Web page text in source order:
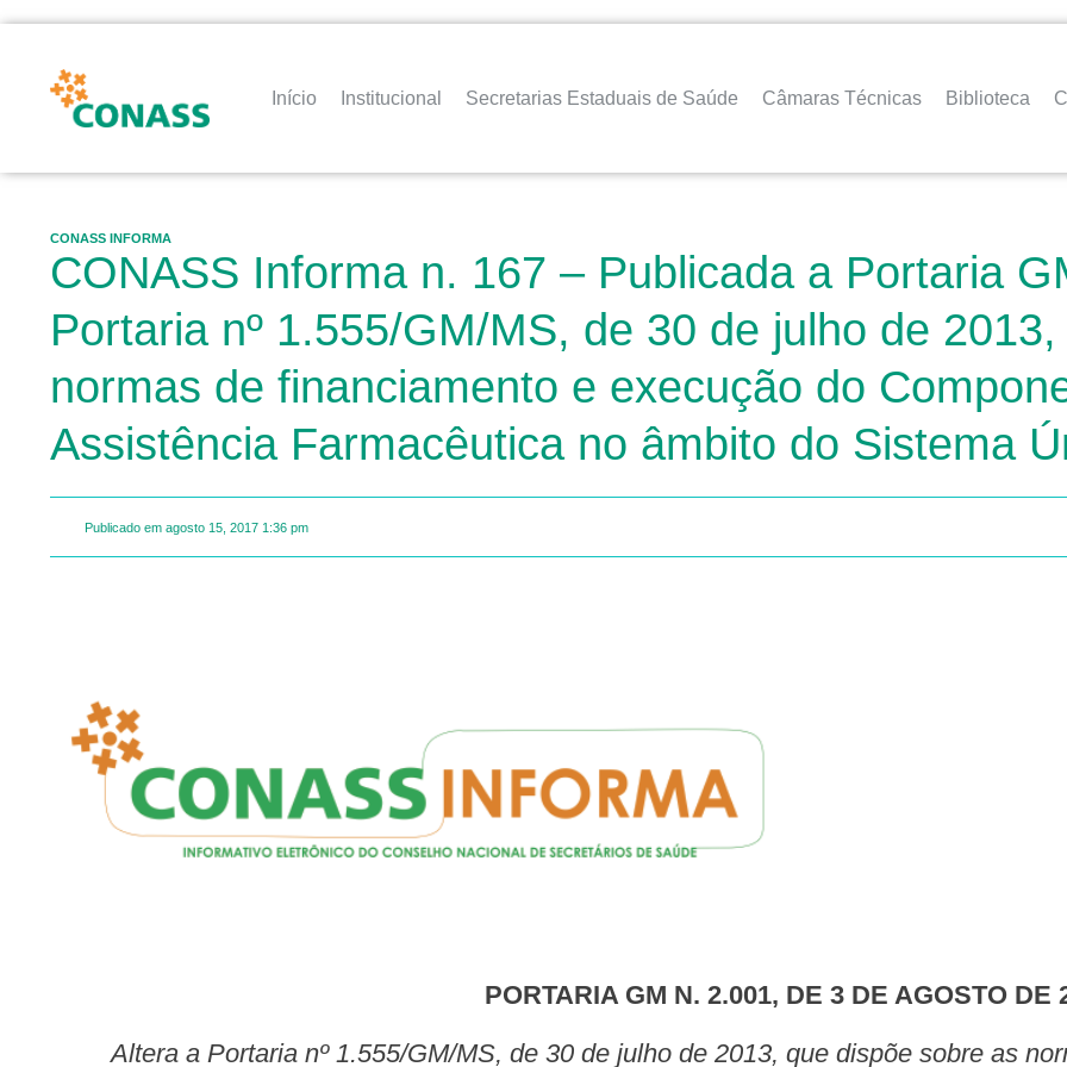
Início Institucional Secretarias Estaduais de Saúde Câmaras Técnicas Biblioteca
CONASS INFORMA
CONASS Informa n. 167 – Publicada a Portaria
Portaria nº 1.555/GM/MS, de 30 de julho de
normas de financiamento e execução do
Assistência Farmacêutica no âmbito do Sistema
Publicado em agosto 15, 2017 1:36 pm
PORTARIA GM N. 2.001, DE 3 DE AGOSTO DE
Altera a Portaria nº 1.555/GM/MS, de 30 de julho de 2013, que dispõe sobre as normas de financiamento e execução do